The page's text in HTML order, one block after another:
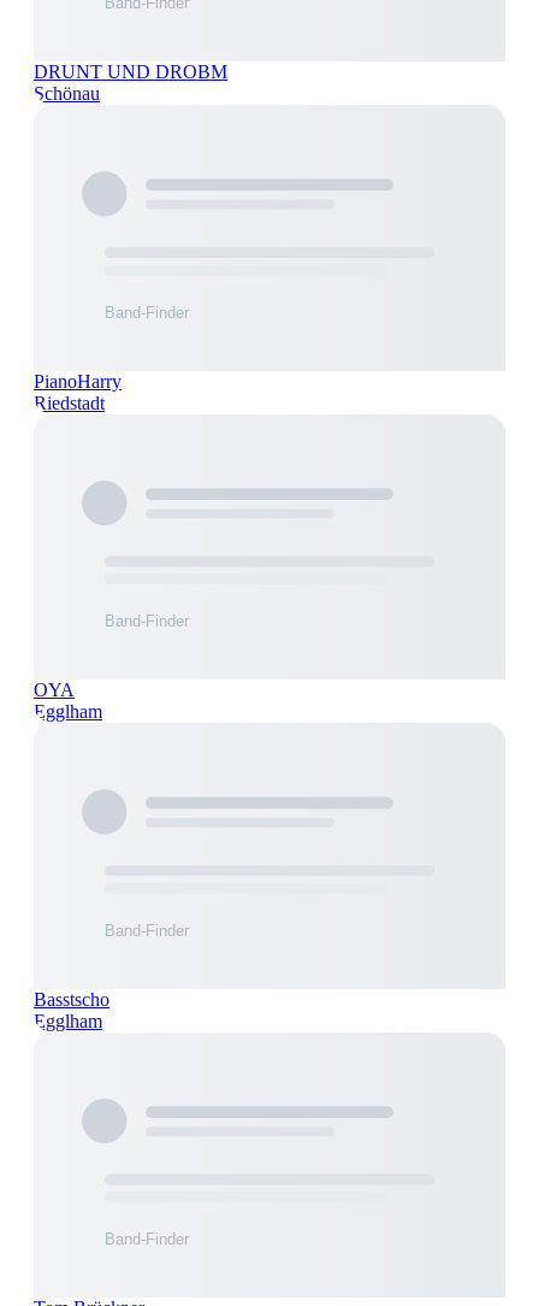
DRUNT UND DROBM
Schönau
PianoHarry
Riedstadt
OYA
Egglham
Basstscho
Egglham